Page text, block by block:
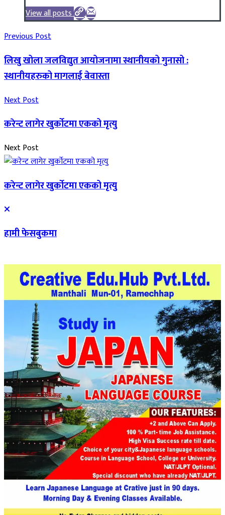
View all posts
Previous Post
लिखु खोला जलविद्युत आयोजनामा स्थानीयको गुनासो :
स्थानीयहरुको मागलाई बेवास्ता
Next Post
करेन्ट लागेर खुर्काेटमा एकको मृत्यु
Next Post
करेन्ट लागेर खुर्काेटमा एकको मृत्यु
हामी फेसबुकमा